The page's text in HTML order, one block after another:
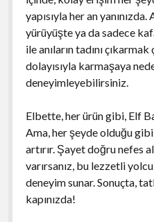
yapısıyla her an
yürüyüşte ya da sadece
ile anıların tadını
dolayısıyla karmaşaya
deneyimleyebilirsiniz.
Elbette, her ürün gibi, Elf
Ama, her şeyde olduğu
artırır. Şayet doğru nefes
varırsanız, bu lezzetli
deneyim sunar. Sonuçta,
kapınızda!